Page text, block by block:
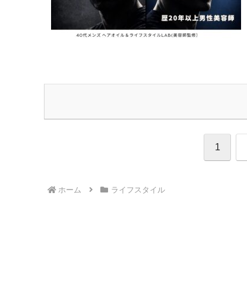
1
ホーム ライフスタイル